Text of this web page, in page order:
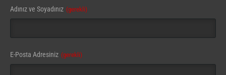
Adınız ve Soyadınız (gerekli)
E-Posta Adresiniz (gerekli)